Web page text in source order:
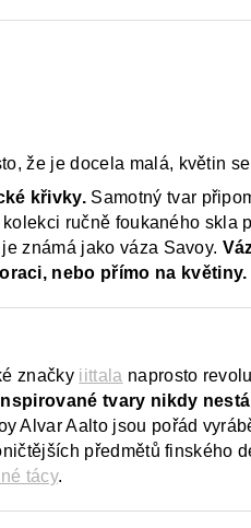
že je docela malá, květin
křivky. Samotný tvar
ručně foukaného skla
známá jako váza Savoy.
nebo přímo na květiny.
značky iittala naprosto
tvary nikdy
Alvar Aalto jsou pořád
předmětů finského
tácy.